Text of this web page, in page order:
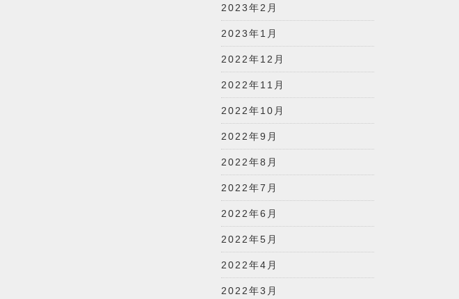
2023年2月
2023年1月
2022年12月
2022年11月
2022年10月
2022年9月
2022年8月
2022年7月
2022年6月
2022年5月
2022年4月
2022年3月